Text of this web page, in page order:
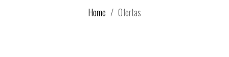
Home Ofertas